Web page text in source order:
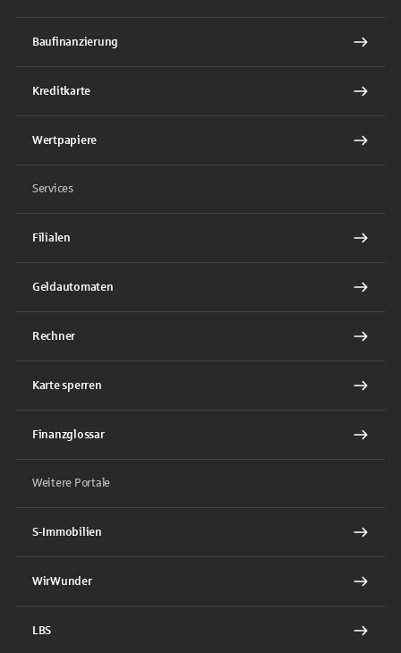
Baufinanzierung
Kreditkarte
Wertpapiere
Services
Filialen
Geldautomaten
Rechner
Karte sperren
Finanzglossar
Weitere Portale
S-Immobilien
WirWunder
LBS